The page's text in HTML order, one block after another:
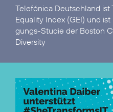
Telefónica Deutschland ist
Equality Index (GEI) und
gungs-Studie der Boston
Diversity